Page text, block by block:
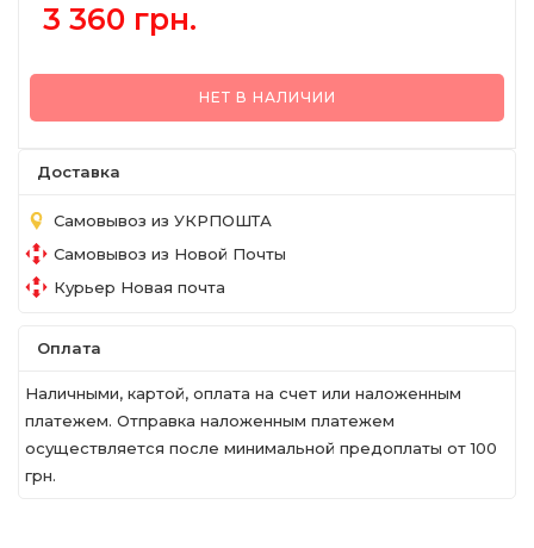
3 360 грн.
НЕТ В НАЛИЧИИ
Доставка
Самовывоз из УКРПОШТА
Самовывоз из Новой Почты
Курьер Новая почта
Оплата
Наличными, картой, оплата на счет или наложенным
платежем. Отправка наложенным платежем
осуществляется после минимальной предоплаты от 100
грн.